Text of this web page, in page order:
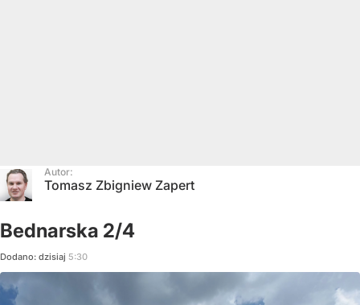
Autor:
Tomasz Zbigniew Zapert
Bednarska 2/4
Dodano: dzisiaj 5:30